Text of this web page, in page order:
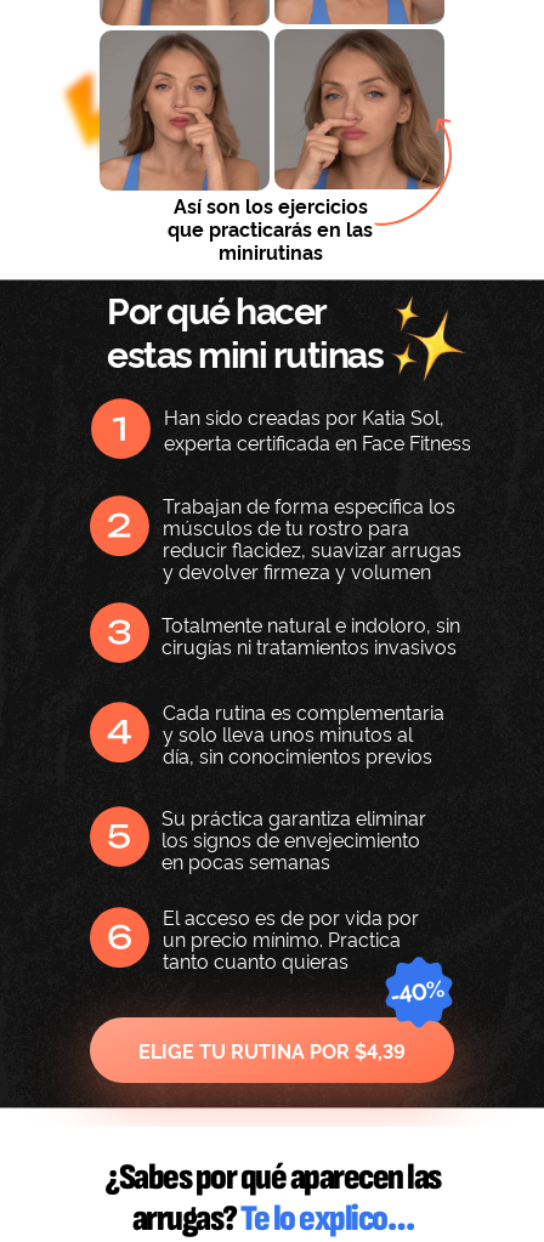
Así son los ejercicios
que practicarás en las
minirutinas
Por qué hacer
estas mini rutinas
Han sido creadas por Katia Sol,
experta certificada en Face Fitness
Totalmente natural e indoloro, sin
cirugías ni tratamientos invasivos
Su práctica garantiza eliminar
los signos de envejecimiento
en pocas semanas
Cada rutina es complementaria
y solo lleva unos minutos al
día, sin conocimientos previos
Trabajan de forma específica los
músculos de tu rostro para
reducir flacidez, suavizar arrugas
y devolver firmeza y volumen
El acceso es de por vida por
un precio mínimo. Practica
tanto cuanto quieras
ELIGE TU RUTINA POR $4,39
¿Sabes por qué aparecen las
arrugas?Te lo explico…